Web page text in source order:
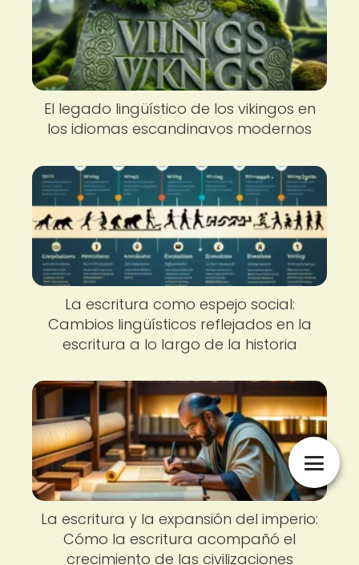
El legado lingüístico de los vikingos en
los idiomas escandinavos modernos
La escritura como espejo social:
Cambios lingüísticos reflejados en la
escritura a lo largo de la historia
La escritura y la expansión del imperio:
Cómo la escritura acompañó el
crecimiento de las civilizaciones